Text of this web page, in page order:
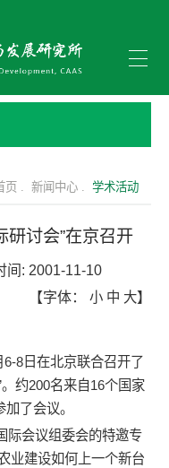
页 . 新闻中心 . 学术活动
研讨会”在京召开
间: 2001-11-10
【字体： 小 中 大】
8日在北京联合召开了
约200名来自16个国家
了会议。
会议组委会的特邀专
业建设如何上一个新台